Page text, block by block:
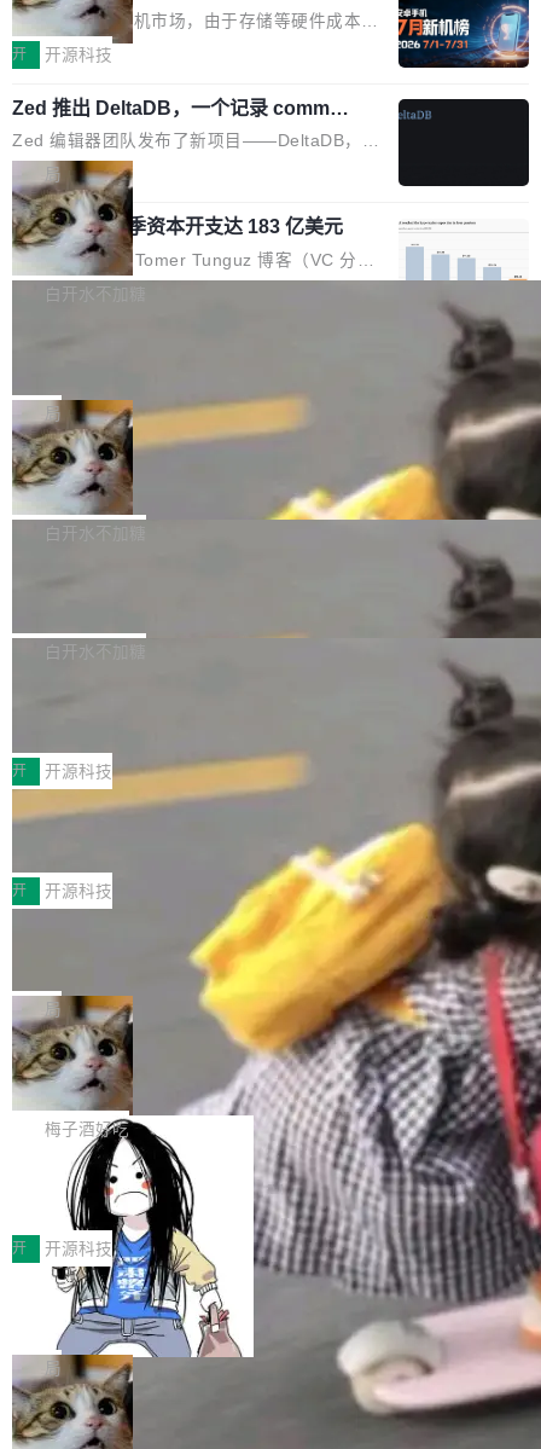
变体：Switchable...
那个创业公司。不同的是，这次它构建在 Cloudf
lare Workers 上——我花了九年时间搭建的平台
——并且深度集成了 AI。这基本上是我十年秘密
计划的顶峰。 十年前，Ken...
数据库，按名称寻址，复制到你自己的 S3 兼容
存储库里。节点之间只通过这个存储库协调——
个小型数据库，应用天然按分片构建，单个数据
库的竞争和爆炸半径问题在设计层面就被消除
了。 闲置的 cell 会休眠到几乎不占资源。当 cel
l 迁移或唤醒时，新宿主从 S3 恢复 SQLite 数据
库继续执行。存储库是持久化的唯一真相...
性能、流畅双第一，三星Galaxy Z系列
新折叠缺席
2026年7月的手机市场，由于存储等硬件成本暴
增，手机厂商的日子也不好过啊，新机速度明显
高价的三星折叠（三星Galaxy Z Fold8 Ultra / Z
Fold8 / Z Flip8）外，其余要么是中低端机器，
例如iQOO Z11i、REDMI Note 17、REDMI No
te 17 Pro、OPPO K15，要么是vivo X300 E这
样的次旗舰。 Galaxy Z Fold8 Ultra / Z Fold8 /
Z Flip8三款折叠屏新机均在7月22日发布，且全
部搭载骁龙8 Elite Gen5 for Galaxy，它们本该
开 开源科技
Zed 推出 DeltaDB，一个记录 commit
之间所有操作的版本控制系统
Zed 编辑器团队发布了新项目——DeltaDB，一
个在 git commit 之间记录每一次编辑操作的版
本控制系统。目前处于 Early Access 阶段。 De
ltaDB 的核心思路直接写在 landing page 最显
眼的位置：「Software is made between com
mits」——软件是在 commit 之间写出来的。git
是把这段空隙补上。 回退到任何一次编辑：Delt
aDB 捕获 commit 之间的每一次操作，...
局
SpaceXAI 单季资本开支达 183 亿美元
根据风险投资人Tomer Tunguz 博客（VC 分
析）披露的最新分析与第二季度业绩报告，Spac
微软同期总资本开支的四成。 与亚马逊、Alpha
bet、微软以及 Meta 等传统科技巨头相比，Spa
ceXAI的资金消耗速度尤为引人瞩目。然而，支
撑庞大支出的资金来源却呈现出截然不同的面
貌。数据显示，微软和 Meta 主要依托充沛的经
白开水不加糖
一个在终端里运行的编程 agent；Muse Spark
1.2，驱动这个 agent 的新模型。一句话概括：
你可以用 curl -fsSL https://dev.meta.ai/install.
sh | bash 安装一个能在大项目里自动规划、写
代码、验证结果的 AI 终端工具。 据介绍，Muse
个主 agent 循环，外加一组后台 agent。这些后
局
美团开源 LoHoSearch，用知识图谱校
准 AI 能力认知
机器出题的前提，是让机器拥有全局视野。整个
构建流程可以分为四个环节：建图 → 控制难度
白开水不加糖
库，并将作为transport接入Mooncake TENT。
MPComm将作为一种传输引擎接入Mooncake T
ENT，实现零拷贝传输性能提升30%、非零拷贝
传输性能最高提升5倍。UCL-MPComm底层基
于自研UCL-Engine通信引擎，后续腾讯网平将
持续开源更多基于UCL-Engine的高性能通信组
件。 腾讯网平团队在UCL-MPComm中实现了一
个独立于业务线程的全局通信引擎（Engine），
白开水不加糖
型案例入选名单》，深信服“面向企业研发场景的
开源 AI 编程平台 CoStrict 应用”凭借卓越的技术
创新与落地成效成功入选。 全链路私有化部署，
助力企业AI研发安全落地 当前，越来越多企业已
经开始引入 AI Coding 工具，通过调用公有云模
型或企业内部部署模型提升研发效率。但随着 AI
Coding 从个人辅助工具逐步走向团队级、组织
级应用，企业在规模化落地过程中，对安全性、
可控性和代码质量提出了更高要求。 首先是数据
安全与合规要求。对于大多数普通研发场景，公
有云模型能够满足快速试用和效率提升的需求。
但对于金融、能源、医疗等对数据安全要求较...
开 开源科技
深信服AI算力网关入选工信部人工智能
前不久，工业和信息化部正式发布《2025年人工
智能应用典型案例名单》，集中展示人工智能在
各领域的应用成果，覆盖技术底座、行业赋能、
产品应用、支撑保障、专题等五大方向。深信服
AI算力网关（AI创新平台）成功入选！ 随着各行
各业的Agent走向规模化建设，算力构成形态逐
渐丰富，用户关注的重点也在发生变化：不只是
让AI用起来，还要进一步看清混合算力时代下，
Token花在哪里、算力是否被充分利用，以及持
续增长的AI成本该如何优化。 深信服AI算力网关
正是围绕这些实际问题，从Token治理和成本治
理两个方面，让用户的每一份算力都看得清、管
得住、用得稳、省得下、更安全！ 一、从现在开
始，Token使用一目...
开 开源科技
Jeff Dean 离开 Google：一个时代的结
束，一个实验室的开始
Google 员工编号 20。MapReduce 作者之一。
Bigtable 作者之一。TensorFlow 的作者之一。
Gemini 的架构师。Google 首席科学家。 Jeff D
ean 在 Google 工作了 27 年后，宣布离职。 他
不是一个人走。一同离开的还有 Sanjay Ghema
wat（Google 员工编号 23，Jeff Dean 二十多
年的编程搭档，MapReduce 和 Bigtable 的共同
作者）、Quoc Le（Google 大脑核心成员，Se
q2Seq 和 DocAI 的共同发明人）以及 Oriol Vin
yals（Gemini 联合负责人，AlphaSta...
局
🔥 SolonCode v2026.8.4 发布：界面
字体可调、22 种语言、记忆搜索增强
打开终端就能上岗的全中文编码智能体，这一轮
把「看得清、用母语、记得住」三件事一次补
齐。 SolonCode 是什么 SolonCode 是杭州无
耳科技研发的企业级终端编码智能体——一位全
中文驱动的数字员工，自主理解需求、规划步
骤、编写代码。不挑模型、不挑平台，curl 一行
装完即用。 开源地址：Gitee · GitCode · GitHu
b 安装 支持 Java 8+（8~26）、macOS / Linu
x / Windows / Harmony PC。 # macOS / Linu
x / Harmony PC curl -fsSL https://solon.noea
r.org/solon...
梅子酒好吃
让“代码语义理解”深度释放AI Coding
价值潜能：华为云码道（CodeArts）
代码仓技术解析
一、代码仓深度理解技术的作用与价值 在软件工
程实践中，代码仓是企业核心知识资产的主要载
体。企业级代码仓库通常包含数十万乃至数百万
个文件，其规模远超单次模型调用可承载的上下
文窗口。随着项目规模的持续扩张与代码历史的
不断累积，代码仓中的模块关系、接口契约、业
务逻辑等关键信息往往分散于数十乃至数百个文
件之中，形成高度复杂的知识关联网络。传统的
开 开源科技
一条“删库”命令跑 17 小时，算法工程
师删光 89TB 数据只为干私活
最高人民检察院8月4日公布了一起案件：北京一
名90后算法工程师王某，为了给自己接的私活腾
服务器空间，删光了公司AI游戏部门的全部核心
数据。 王某2024年1月入职东城区某科技公司AI
局
Cloudflare 分享推理优化实践：KV ca